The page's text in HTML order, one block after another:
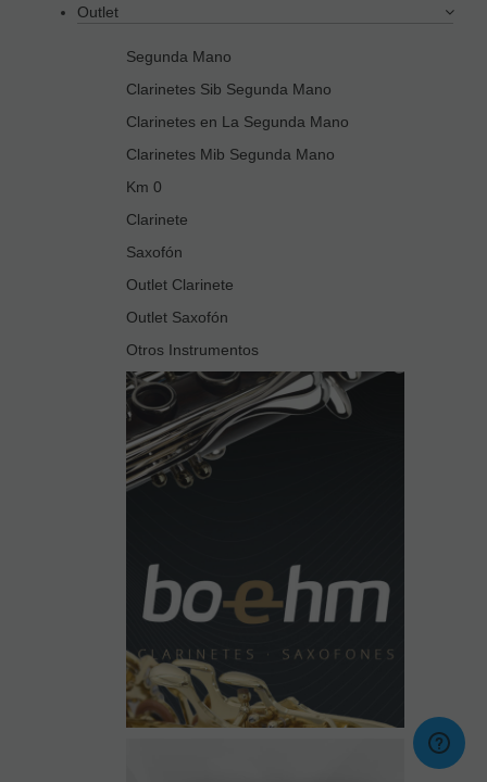
Outlet
Segunda Mano
Clarinetes Sib Segunda Mano
Clarinetes en La Segunda Mano
Clarinetes Mib Segunda Mano
Km 0
Clarinete
Saxofón
Outlet Clarinete
Outlet Saxofón
Otros Instrumentos